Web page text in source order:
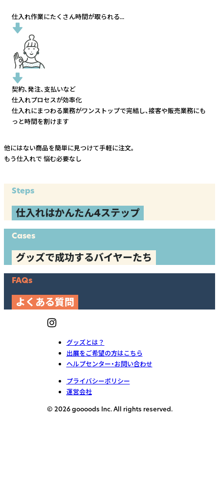
仕入れ作業にたくさん時間が取られる...
契約、発注、支払いなど
仕入れプロセスが効率化
仕入れにまつわる業務がワンストップで完結し、接客や販売業務にも
っと時間を割けます
他にはない商品を簡単に見つけて手軽に注文。
もう仕入れで 悩む必要なし
Steps
仕入れはかんたん4ステップ
Cases
グッズで成功するバイヤーたち
FAQs
よくある質問
グッズとは？
出展をご希望の方はこちら
ヘルプセンター・お問い合わせ
プライバシーポリシー
運営会社
© 2026 goooods Inc. All rights reserved.